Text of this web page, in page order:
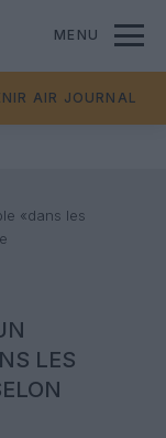
MENU
AIR JOURNAL
«dans les
LES